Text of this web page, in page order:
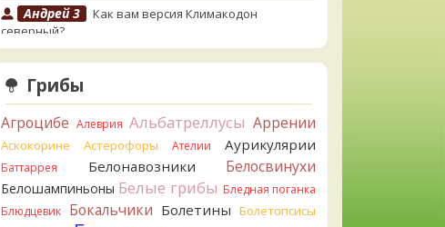
Андрей 3
Как вам версия Климакодон
северный?
Андрей 3
10 часов назад
Verona
С гименофором вы бы сделали более
информативные фото. То, что есть сейчас, вызывает
вопросы.
11 часов назад
Может и постия, только совсем не горькая,
и с берёзы, и гименофор шипчатый; или что-то
Грибы
Агроцибе Алеврия Альбатреллусы Аррении
Аскокорине Астерофоры Ателии Аурикулярии
Баттаррея Белонавозники Белосвинухи
Белошампиньоны Белые грибы Бледная поганка
Блюдцевик
Бокальчики Болетины Болетопсисы